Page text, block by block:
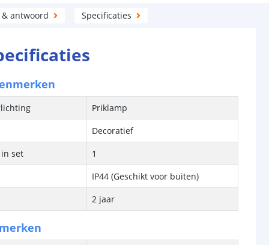
& antwoord Specificaties
Priklamp
Decoratief
set
1
IP44 (Geschikt voor buiten)
2 jaar